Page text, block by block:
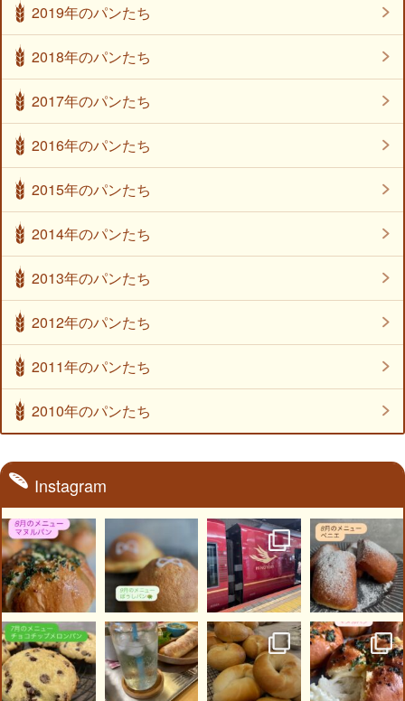
2019年のパンたち
2018年のパンたち
2017年のパンたち
2016年のパンたち
2015年のパンたち
2014年のパンたち
2013年のパンたち
2012年のパンたち
2011年のパンたち
2010年のパンたち
Instagram